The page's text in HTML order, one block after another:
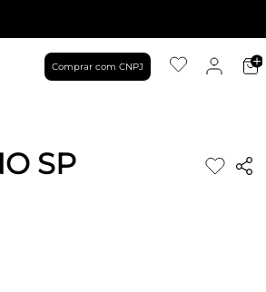
Comprar com CNPJ
SP